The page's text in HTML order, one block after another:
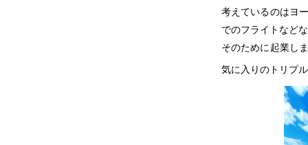
考えているのはヨ
でのフライトなど
そのために起業し
気に入りのトリプ